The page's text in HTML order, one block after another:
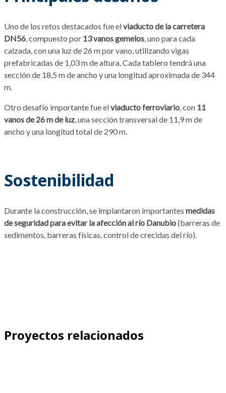
Uno de los retos destacados fue elviaducto de la carretera
DN56 , compuesto por 13 vanos gemelos , uno para cada
calzada, con una luz de 26 m por vano, utilizando vigas
prefabricadas de 1,03 m de altura. Cada tablero tendrá una
sección de 18,5 m de ancho y una longitud aproximada de 344
m.
Otro desafío importante fue elviaducto ferroviario , con 11
vanos de 26 m de luz , una sección transversal de 11,9 m de
ancho y una longitud total de 290 m.
Sostenibilidad
Durante la construcción, se implantaron importantes medidas
de seguridad para evitar la afección al río Danubio(barreras de
sedimentos, barreras físicas, control de crecidas del río).
Proyectos relacionados